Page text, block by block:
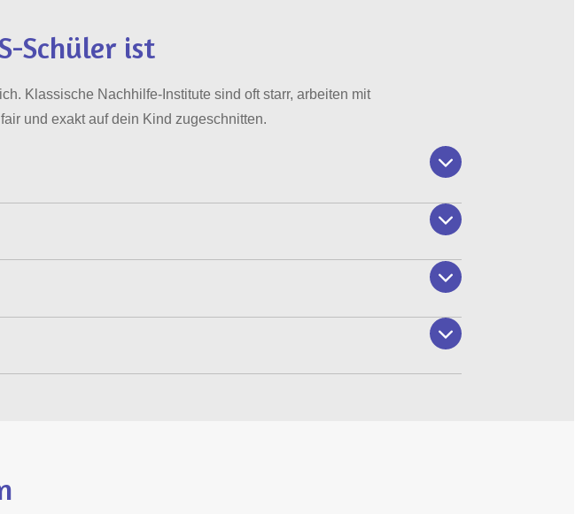
Schüler ist
Klassische Nachhilfe-Institute sind oft starr, arbeiten mit
und exakt auf dein Kind zugeschnitten.